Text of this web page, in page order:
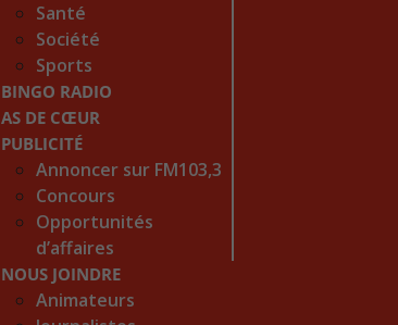
Santé
Société
Sports
BINGO RADIO
AS DE CŒUR
PUBLICITÉ
Annoncer sur FM103,3
Concours
Opportunités
d’affaires
NOUS JOINDRE
Animateurs